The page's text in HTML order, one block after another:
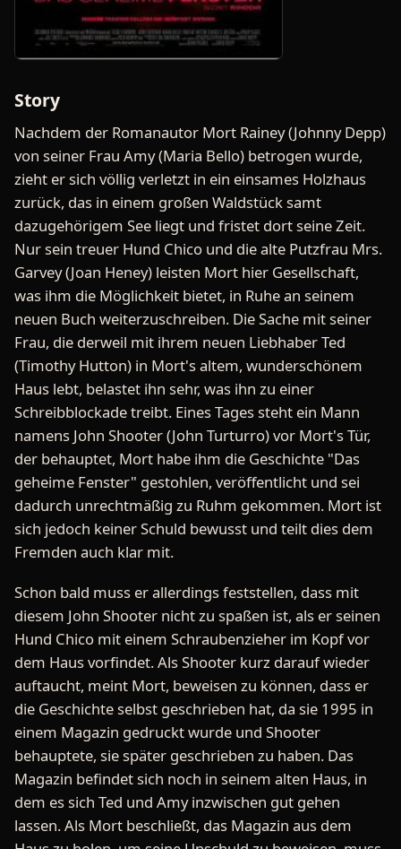
Story
Nachdem der Romanautor Mort Rainey (Johnny Depp)
von seiner Frau Amy (Maria Bello) betrogen wurde,
zieht er sich völlig verletzt in ein einsames Holzhaus
zurück, das in einem großen Waldstück samt
dazugehörigem See liegt und fristet dort seine Zeit.
Nur sein treuer Hund Chico und die alte Putzfrau Mrs.
Garvey (Joan Heney) leisten Mort hier Gesellschaft,
was ihm die Möglichkeit bietet, in Ruhe an seinem
neuen Buch weiterzuschreiben. Die Sache mit seiner
Frau, die derweil mit ihrem neuen Liebhaber Ted
(Timothy Hutton) in Mort's altem, wunderschönem
Haus lebt, belastet ihn sehr, was ihn zu einer
Schreibblockade treibt. Eines Tages steht ein Mann
namens John Shooter (John Turturro) vor Mort's Tür,
der behauptet, Mort habe ihm die Geschichte "Das
geheime Fenster" gestohlen, veröffentlicht und sei
dadurch unrechtmäßig zu Ruhm gekommen. Mort ist
sich jedoch keiner Schuld bewusst und teilt dies dem
Fremden auch klar mit.
Schon bald muss er allerdings feststellen, dass mit
diesem John Shooter nicht zu spaßen ist, als er seinen
Hund Chico mit einem Schraubenzieher im Kopf vor
dem Haus vorfindet. Als Shooter kurz darauf wieder
auftaucht, meint Mort, beweisen zu können, dass er
die Geschichte selbst geschrieben hat, da sie 1995 in
einem Magazin gedruckt wurde und Shooter
behauptete, sie später geschrieben zu haben. Das
Magazin befindet sich noch in seinem alten Haus, in
dem es sich Ted und Amy inzwischen gut gehen
lassen. Als Mort beschließt, das Magazin aus dem